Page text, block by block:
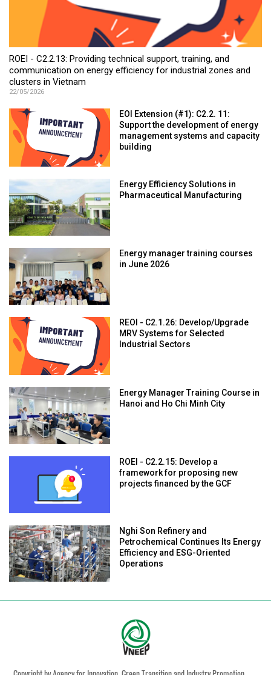
ROEI - C2.2.13: Providing technical support, training, and
communication on energy efficiency for industrial zones and
clusters in Vietnam
22/05/2026
EOI Extension (#1): C2.2. 11:
Support the development of energy
management systems and capacity
building
Energy Efficiency Solutions in
Pharmaceutical Manufacturing
Energy manager training courses
in June 2026
REOI - C2.1.26: Develop/Upgrade
MRV Systems for Selected
Industrial Sectors
Energy Manager Training Course in
Hanoi and Ho Chi Minh City
ROEI - C2.2.15: Develop a
framework for proposing new
projects financed by the GCF
Nghi Son Refinery and
Petrochemical Continues Its Energy
Efficiency and ESG-Oriented
Operations